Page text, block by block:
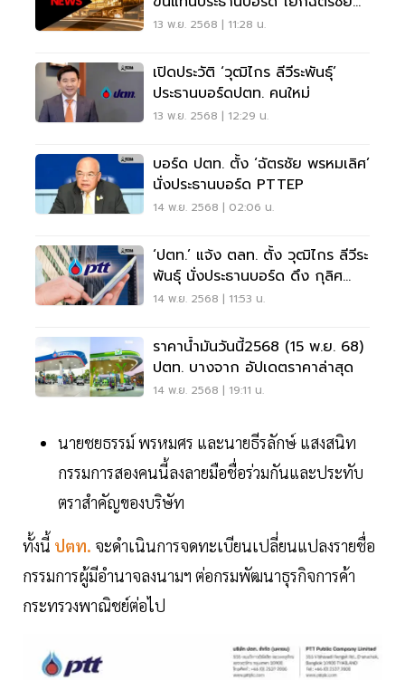
นั่ง ปตท.สผ.
13 พ.ย. 2568 | 11:28 น.
เปิดประวัติ ‘วุฒิไกร ลีวีระพันธุ์’
ประธานบอร์ดปตท. คนใหม่
13 พ.ย. 2568 | 12:29 น.
บอร์ด ปตท. ตั้ง ‘ฉัตรชัย พรหมเลิศ’
นั่งประธานบอร์ด PTTEP
14 พ.ย. 2568 | 02:06 น.
‘ปตท.’ แจ้ง ตลท. ตั้ง วุฒิไกร ลีวีระ
พันธุ์ นั่งประธานบอร์ด ดึง กุลิศ
สมบัติศิริ เสียบกรรมการ
14 พ.ย. 2568 | 11:53 น.
ราคาน้ำมันวันนี้2568 (15 พ.ย. 68)
ปตท. บางจาก อัปเดตราคาล่าสุด
14 พ.ย. 2568 | 19:11 น.
นายชยธรรม์ พรหมศร และนายธีรลักษ์ แสงสนิท
กรรมการสองคนนี้ลงลายมือชื่อร่วมกันและประทับ
ตราสำคัญของบริษัท
ทั้งนี้ ปตท. จะดำเนินการจดทะเบียนเปลี่ยนแปลงรายชื่อ
กรรมการผู้มีอำนาจลงนามฯ ต่อกรมพัฒนาธุรกิจการค้า
กระทรวงพาณิชย์ต่อไป